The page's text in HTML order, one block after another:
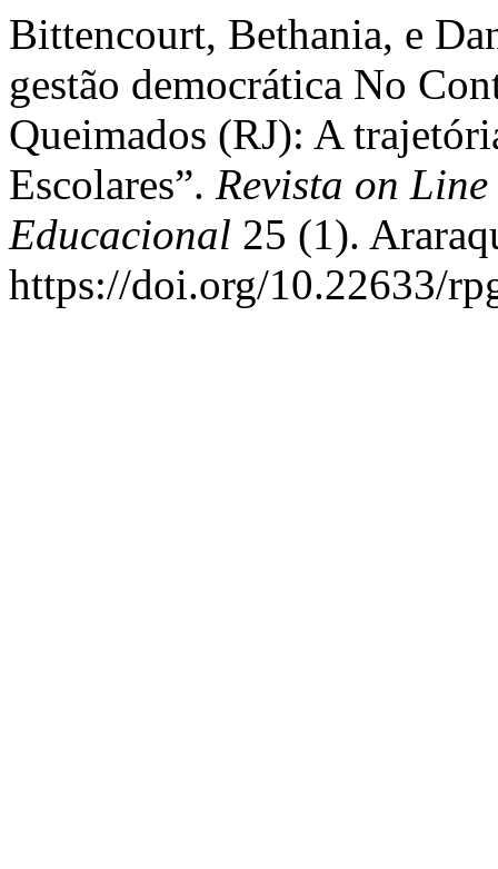
Bittencourt, Bethania, e
gestão democrática No
Queimados (RJ): A
Escolares”. Revista on
Educacional 25 (1).
https://doi.org/10.22633/